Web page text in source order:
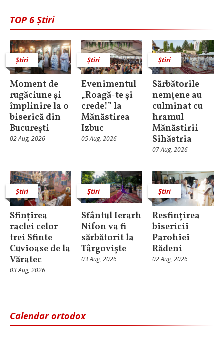
TOP 6 Știri
Știri
Moment de
rugăciune şi
împlinire la o
biserică din
Bucureşti
02 Aug, 2026
Știri
Evenimentul
„Roagă-te și
crede!” la
Mănăstirea
Izbuc
05 Aug, 2026
Știri
Sărbătorile
nemţene au
culminat cu
hramul
Mănăstirii
Sihăstria
07 Aug, 2026
Știri
Sfințirea
raclei celor
trei Sfinte
Cuvioase de la
Văratec
03 Aug, 2026
Știri
Sfântul Ierarh
Nifon va fi
sărbătorit la
Târgoviște
03 Aug, 2026
Știri
Resfințirea
bisericii
Parohiei
Rădeni
02 Aug, 2026
Calendar ortodox